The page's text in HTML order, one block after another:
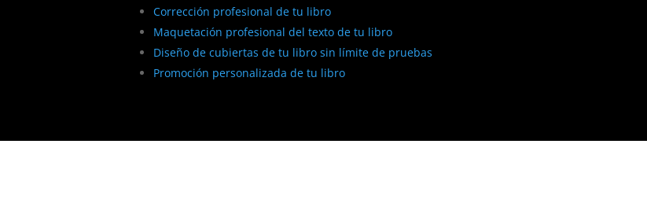
Corrección profesional de tu libro
Maquetación profesional del texto de tu libro
Diseño de cubiertas de tu libro sin límite de pruebas
Promoción personalizada de tu libro